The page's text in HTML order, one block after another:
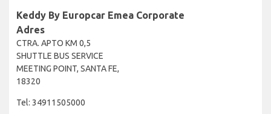
Keddy By Europcar Emea Corporate
Adres
CTRA. APTO KM 0,5
SHUTTLE BUS SERVICE
MEETING POINT, SANTA FE,
18320
Tel: 34911505000